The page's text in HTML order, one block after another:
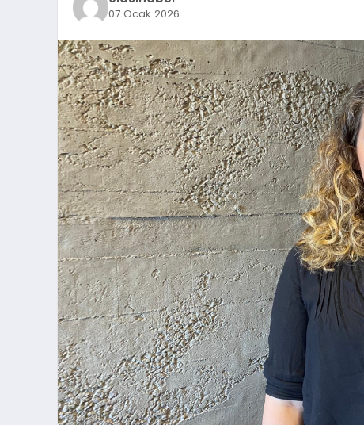
07 Ocak 2026